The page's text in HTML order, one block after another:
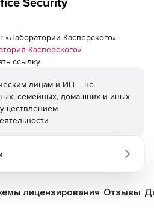
«Лаборатории Касперского»
Касперского»
ссылку
лицам и ИП – не
семейных, домашних и иных
лицензирования Отзывы